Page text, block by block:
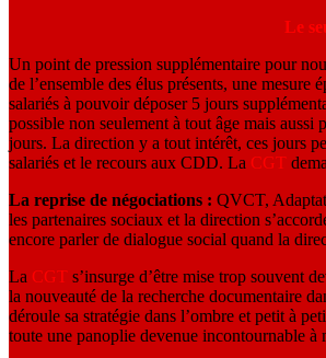
Le
Un point de pression supplémentaire pour
de l’ensemble des élus présents, une
salariés à pouvoir déposer 5 jours
possible non seulement à tout âge mais
jours. La direction y a tout intérêt, ces jours
salariés et le recours aux CDD. La CGT
La reprise de négociations : QVCT,
les partenaires sociaux et la direction
encore parler de dialogue social quand la
La CGT s’insurge d’être mise trop souvent
la nouveauté de la recherche documentaire
déroule sa stratégie dans l’ombre et petit à
toute une panoplie devenue incontournable à